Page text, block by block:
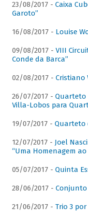
23/08/2017 - Caixa
Garoto”
16/08/2017 - Louise
09/08/2017 - VIII
Conde da Barca”
02/08/2017 - Cristiano
26/07/2017 - Quarteto
Villa-Lobos para
19/07/2017 - Quarteto
12/07/2017 - Joel
“Uma Homenagem
05/07/2017 - Quinta
28/06/2017 - Conjunto
21/06/2017 - Trio 3 por